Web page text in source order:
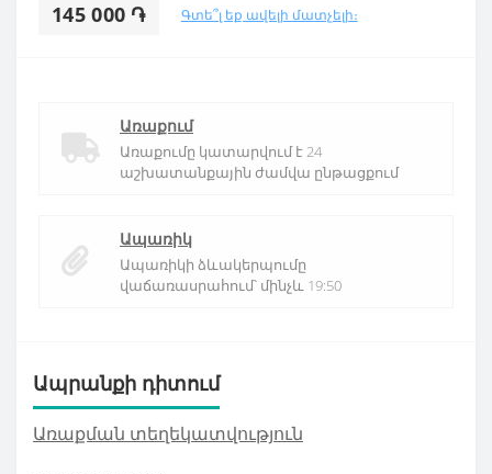
145 000 ֏ Գտե՞լ եք ավելի մատչելի։
Առաքում
Առաքումը կատարվում է 24
աշխատանքային ժամվա ընթացքում
Ապառիկ
Ապառիկի ձևակերպումը
վաճառասրահում՝ մինչև 19:50
Ապրանքի դիտում
Առաքման տեղեկատվություն